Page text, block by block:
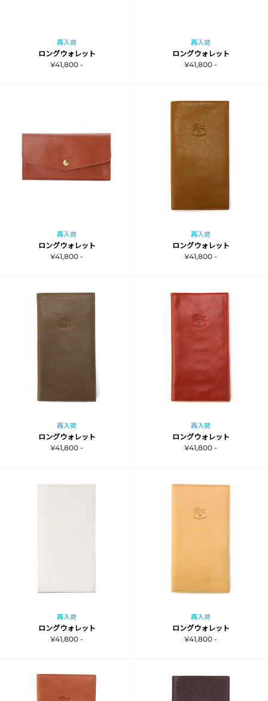
再入荷
ロングウォレット
¥41,800 -
再入荷
ロングウォレット
¥41,800 -
再入荷
ロングウォレット
¥41,800 -
再入荷
ロングウォレット
¥41,800 -
再入荷
ロングウォレット
¥41,800 -
再入荷
ロングウォレット
¥41,800 -
再入荷
ロングウォレット
¥41,800 -
再入荷
ロングウォレット
¥41,800 -